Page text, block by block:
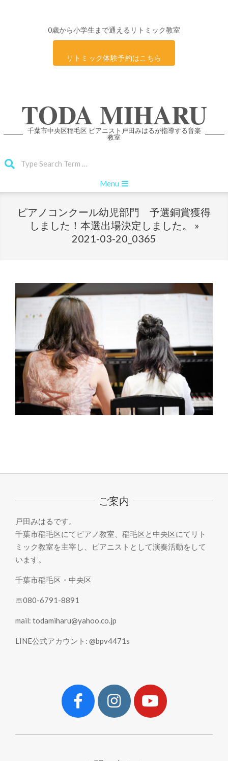
0歳から小学生まで通えるリトミック教室
リトミック体験予約はこちら
TODA MIHARU
千葉市中央区稲毛区 ピアニスト戸田みはるが指導する音楽
教室
Navigation
Menu
ピアノコンクール幼児部門 予選銅賞獲得
しました！本選出場決定しました。 »
2021-03-20_0365
09-
ご案内
戸田みはるです。
千葉市稲毛区にてピアノ教室、稲毛区と中央区にてリト
ミック教室を主宰し、ピアニストとして演奏活動をして
います。
千葉市稲毛区・中央区
☏080-6791-8891
mail: todamiharu@yahoo.co.jp
LINE公式アカウント: @bpv4471s